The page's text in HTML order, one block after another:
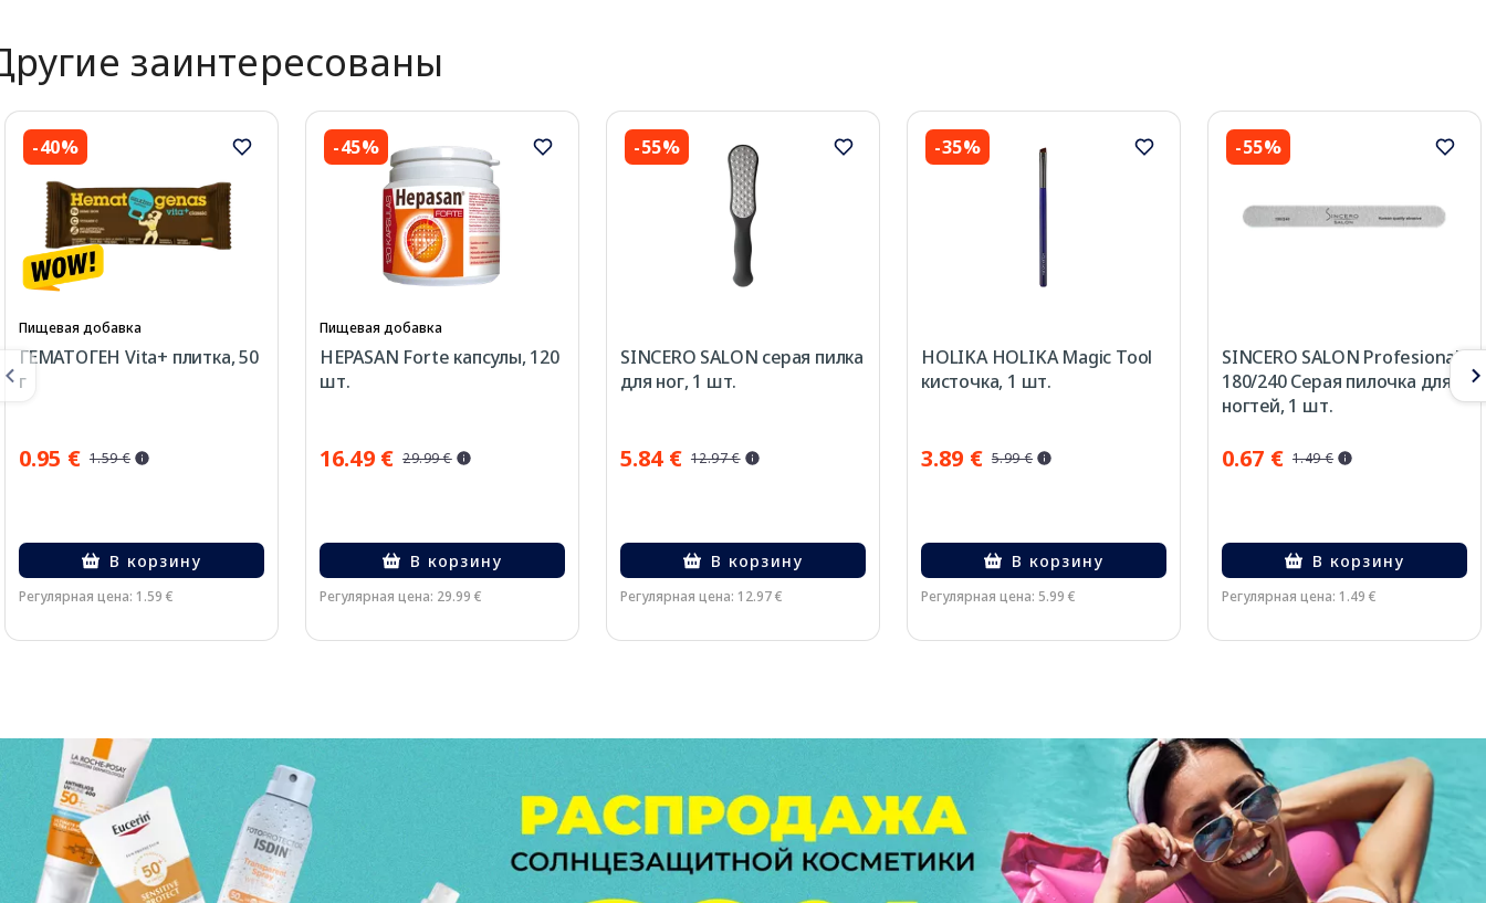
заинтересованы
-40%
Пищевая добавка
ГЕМАТОГЕН Vita+ плитка, 50
г
0.95 € 1.59 €
В корзину
Регулярная цена: 1.59 €
-45%
Пищевая добавка
HEPASAN Forte капсулы, 120
шт.
16.49 € 29.99 €
В корзину
Регулярная цена: 29.99 €
-55%
SINCERO SALON серая пилка
для ног, 1 шт.
5.84 € 12.97 €
В корзину
Регулярная цена: 12.97 €
-35%
HOLIKA HOLIKA Magic Tool
кисточка, 1 шт.
3.89 € 5.99 €
В корзину
Регулярная цена: 5.99 €
-55%
SINCERO SALON Profesional
180/240 Серая пилочка для
ногтей, 1 шт.
0.67 € 1.49 €
В корзину
Регулярная цена: 1.49 €